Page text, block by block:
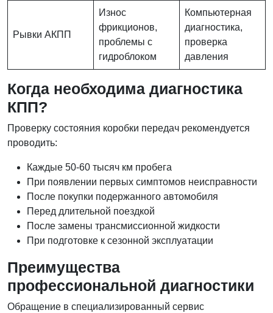
Рывки АКПП
Износ
фрикционов,
проблемы с
гидроблоком
Компьютерная
диагностика,
проверка
давления
Когда необходима диагностика
КПП?
Проверку состояния коробки передач рекомендуется
проводить:
Каждые 50-60 тысяч км пробега
При появлении первых симптомов неисправности
После покупки подержанного автомобиля
Перед длительной поездкой
После замены трансмиссионной жидкости
При подготовке к сезонной эксплуатации
Преимущества
профессиональной диагностики
Обращение в специализированный сервис